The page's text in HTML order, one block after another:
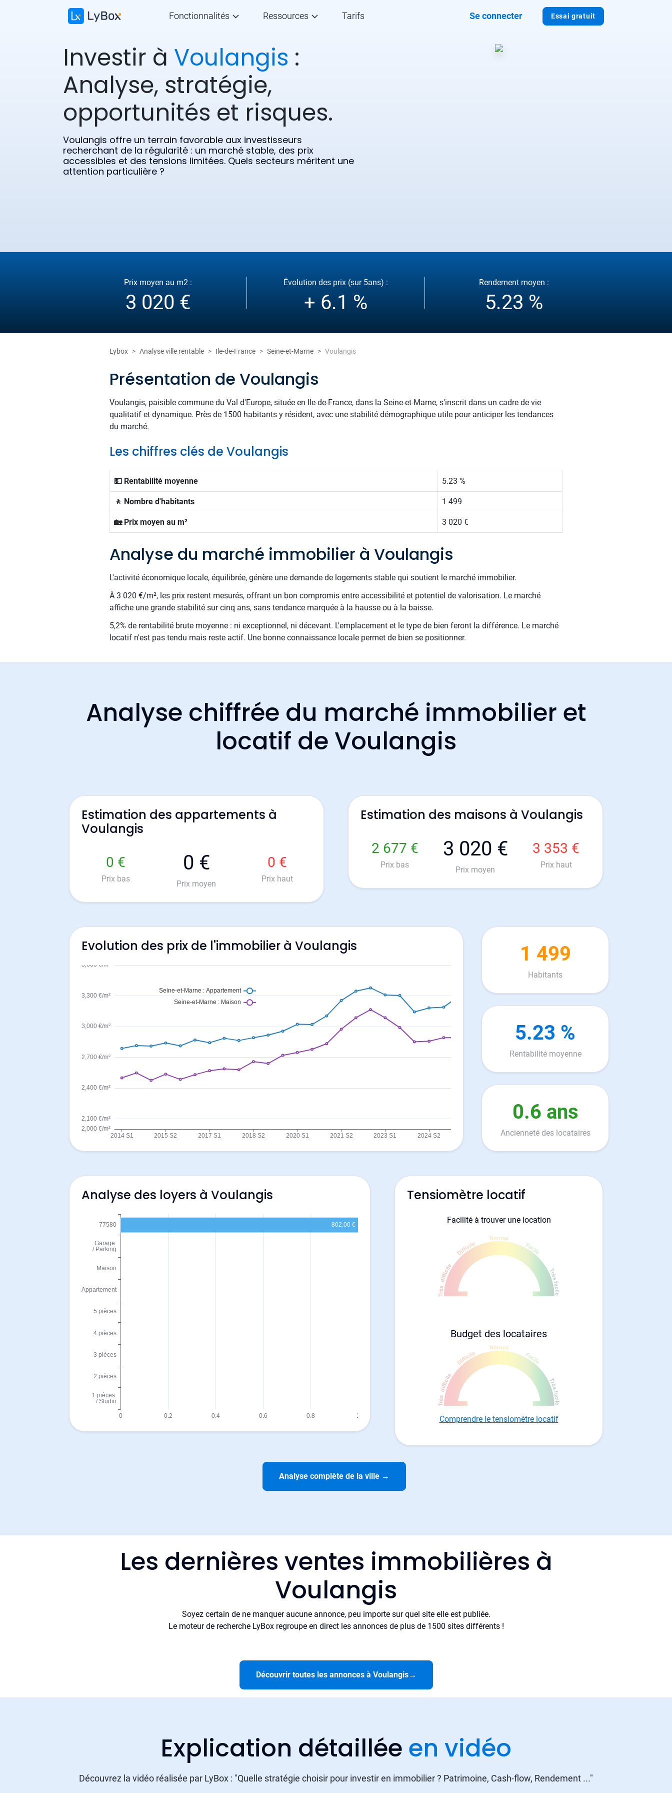
Essai gratuit
Fonctionnalités Ressources Tarifs Se connecter
Investir à Voulangis :
Analyse, stratégie,
opportunités et risques.
Voulangis offre un terrain favorable aux investisseurs
recherchant de la régularité : un marché stable, des prix
accessibles et des tensions limitées. Quels secteurs méritent une
attention particulière ?
Prix moyen au m2 :
3 020 €
Évolution des prix (sur 5ans) :
+ 6.1 %
Rendement moyen :
5.23 %
Lybox Analyse ville rentable Ile-de-France Seine-et-Marne Voulangis
Présentation de Voulangis
Voulangis, paisible commune du Val d'Europe, située en Ile-de-France, dans la Seine-et-Marne, s'inscrit dans un cadre de vie
qualitatif et dynamique. Près de 1500 habitants y résident, avec une stabilité démographique utile pour anticiper les tendances
du marché.
Les chiffres clés de Voulangis
💵 Rentabilité moyenne 5.23 %
🚶 Nombre d'habitants 1 499
🏡 Prix moyen au m² 3 020 €
Analyse du marché immobilier à Voulangis
L'activité économique locale, équilibrée, génère une demande de logements stable qui soutient le marché immobilier.
À 3 020 €/m², les prix restent mesurés, offrant un bon compromis entre accessibilité et potentiel de valorisation. Le marché
affiche une grande stabilité sur cinq ans, sans tendance marquée à la hausse ou à la baisse.
5,2% de rentabilité brute moyenne : ni exceptionnel, ni décevant. L'emplacement et le type de bien feront la différence. Le marché
locatif n'est pas tendu mais reste actif. Une bonne connaissance locale permet de bien se positionner.
Analyse chiffrée du marché immobilier et
locatif de Voulangis
Estimation des appartements à
Voulangis
0 €
Prix bas
0 €
Prix moyen
0 €
Prix haut
Estimation des maisons à Voulangis
2 677 €
Prix bas
3 020 €
Prix moyen
3 353 €
Prix haut
Evolution des prix de l'immobilier à Voulangis 1 499
Habitants
5.23 %
Rentabilité moyenne
0.6 ans
Ancienneté des locataires
Analyse des loyers à Voulangis Tensiomètre locatif
Facilité à trouver une location
Budget des locataires
Comprendre le tensiomètre locatif
Analyse complète de la ville →
Les dernières ventes immobilières à
Voulangis
Soyez certain de ne manquer aucune annonce, peu importe sur quel site elle est publiée.
Le moteur de recherche LyBox regroupe en direct les annonces de plus de 1500 sites différents !
Découvrir toutes les annonces à Voulangis→
Explication détaillée en vidéo
Découvrez la vidéo réalisée par LyBox : "Quelle stratégie choisir pour investir en immobilier ? Patrimoine, Cash-flow, Rendement ..."